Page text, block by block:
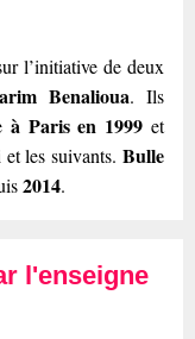
l’initiative de deux
Benalioua. Ils
à Paris en 1999 et
les suivants. Bulle
2014.
l'enseigne